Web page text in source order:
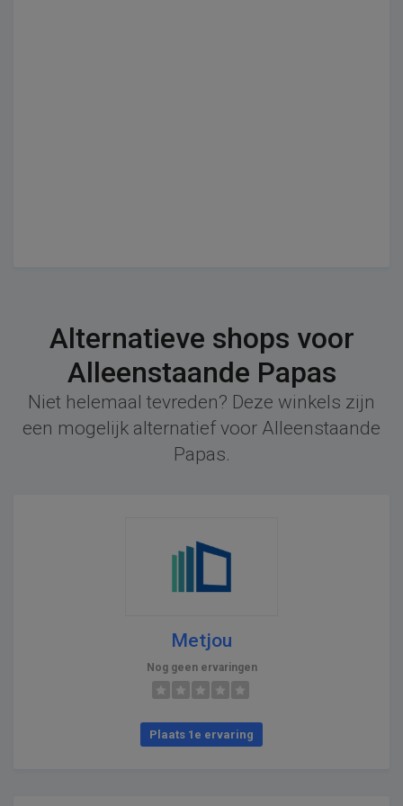
Alternatieve shops voor
Alleenstaande Papas
Niet helemaal tevreden? Deze winkels zijn
een mogelijk alternatief voor Alleenstaande
Papas.
Metjou
Nog geen ervaringen
Plaats 1e ervaring